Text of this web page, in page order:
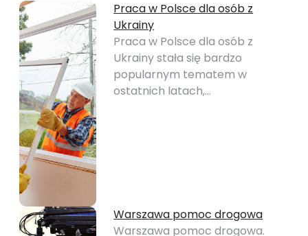
Praca w Polsce dla osób z
Ukrainy
Praca w Polsce dla osób z
Ukrainy stała się bardzo
popularnym tematem w
ostatnich latach,…
Warszawa pomoc drogowa
Warszawa pomoc drogowa.